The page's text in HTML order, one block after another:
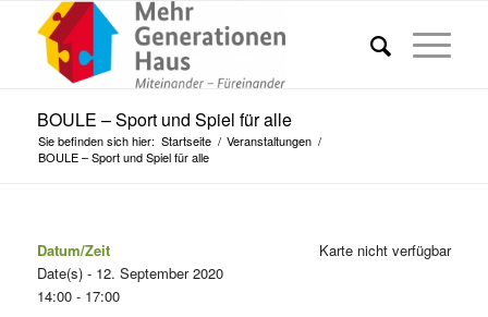
BOULE – Sport und Spiel für alle
Sie befinden sich hier: Startseite / Veranstaltungen /
BOULE – Sport und Spiel für alle
Karte nicht verfügbar
Datum/Zeit
Date(s) - 12. September 2020
14:00 - 17:00